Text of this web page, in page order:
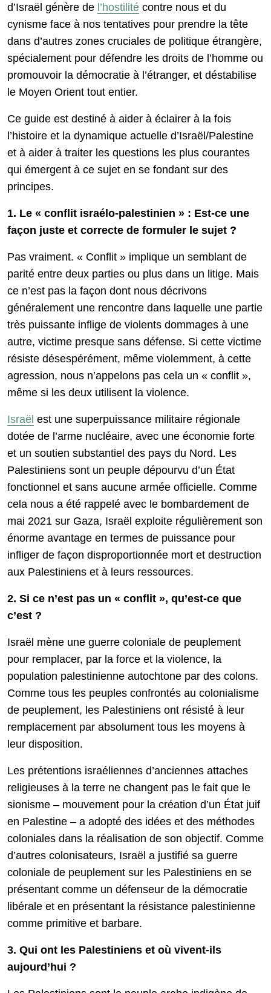
d’Israël génère de l’hostilité contre nous et du
cynisme face à nos tentatives pour prendre la tête
dans d’autres zones cruciales de politique étrangère,
spécialement pour défendre les droits de l’homme ou
promouvoir la démocratie à l’étranger, et déstabilise
le Moyen Orient tout entier.
Ce guide est destiné à aider à éclairer à la fois
l’histoire et la dynamique actuelle d’Israël/Palestine
et à aider à traiter les questions les plus courantes
qui émergent à ce sujet en se fondant sur des
principes.
1. Le « conflit israélo-palestinien » : Est-ce une
façon juste et correcte de formuler le sujet ?
Pas vraiment. « Conflit » implique un semblant de
parité entre deux parties ou plus dans un litige. Mais
ce n’est pas la façon dont nous décrivons
généralement une rencontre dans laquelle une partie
très puissante inflige de violents dommages à une
autre, victime presque sans défense. Si cette victime
résiste désespérément, même violemment, à cette
agression, nous n’appelons pas cela un « conflit »,
même si les deux utilisent la violence.
Israël est une superpuissance militaire régionale
dotée de l’arme nucléaire, avec une économie forte
et un soutien substantiel des pays du Nord. Les
Palestiniens sont un peuple dépourvu d’un État
fonctionnel et sans aucune armée officielle. Comme
cela nous a été rappelé avec le bombardement de
mai 2021 sur Gaza, Israël exploite régulièrement son
énorme avantage en termes de puissance pour
infliger de façon disproportionnée mort et destruction
aux Palestiniens et à leurs ressources.
2. Si ce n’est pas un « conflit », qu’est-ce que
c’est ?
Israël mène une guerre coloniale de peuplement
pour remplacer, par la force et la violence, la
population palestinienne autochtone par des colons.
Comme tous les peuples confrontés au colonialisme
de peuplement, les Palestiniens ont résisté à leur
remplacement par absolument tous les moyens à
leur disposition.
Les prétentions israéliennes d’anciennes attaches
religieuses à la terre ne changent pas le fait que le
sionisme – mouvement pour la création d’un État juif
en Palestine – a adopté des idées et des méthodes
coloniales dans la réalisation de son objectif. Comme
d’autres colonisateurs, Israël a justifié sa guerre
coloniale de peuplement sur les Palestiniens en se
présentant comme un défenseur de la démocratie
libérale et en présentant la résistance palestinienne
comme primitive et barbare.
3. Qui ont les Palestiniens et où vivent-ils
aujourd’hui ?